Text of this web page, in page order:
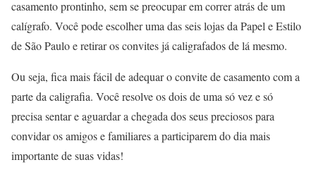
casamento prontinho, sem se preocupar em correr atrás de um
calígrafo. Você pode escolher uma das seis lojas da Papel e Estilo
de São Paulo e retirar os convites já caligrafados de lá mesmo.
Ou seja, fica mais fácil de adequar o convite de casamento com a
parte da caligrafia. Você resolve os dois de uma só vez e só
precisa sentar e aguardar a chegada dos seus preciosos para
convidar os amigos e familiares a participarem do dia mais
importante de suas vidas!